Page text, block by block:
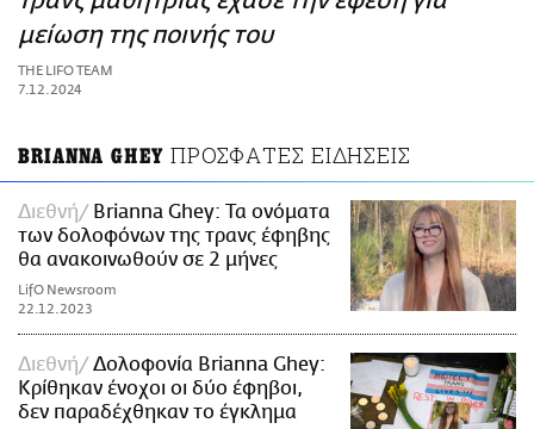
ΑΜΠΑ
PRINT
μείωση της ποινής του
THE LIFO TEAM
7.12.2024
BRIANNA GHEY ΠΡΟΣΦΑΤΕΣ ΕΙΔΗΣΕΙΣ
Διεθνή
Brianna Ghey: Τα ονόματα
των δολοφόνων της τρανς έφηβης
θα ανακοινωθούν σε 2 μήνες
LifO Newsroom
22.12.2023
Διεθνή
Δολοφονία Brianna Ghey:
Κρίθηκαν ένοχοι οι δύο έφηβοι,
δεν παραδέχθηκαν το έγκλημα